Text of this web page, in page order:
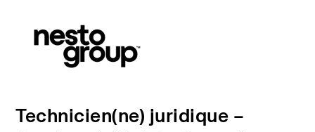
Technicien(ne) juridique –